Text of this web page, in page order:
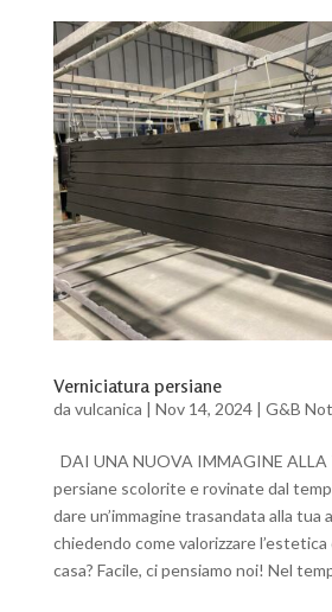
Verniciatura persiane
da vulcanica | Nov 14, 2024| G&B
DAI UNA NUOVA IMMAGINE
persiane scolorite e rovinate dal
dare un’immagine trasandata alla tua
chiedendo come valorizzare l’estetica
casa? Facile, ci pensiamo noi! Nel